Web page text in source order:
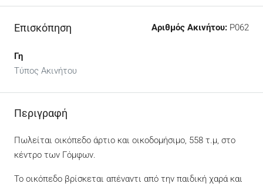
Επισκόπηση Αριθμός Ακινήτου: P062
Γη
Τύπος Ακινήτου
Περιγραφή
Πωλείται οικόπεδο άρτιο και οικοδομήσιμο, 558 τ.μ, στο
κέντρο των Γόμφων.
Το οικόπεδο βρίσκεται απέναντι από την παιδική χαρά και